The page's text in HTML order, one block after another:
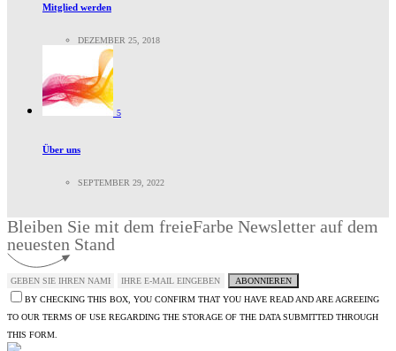
Mitglied werden
DEZEMBER 25, 2018
5
Über uns
SEPTEMBER 29, 2022
Bleiben Sie mit dem freieFarbe Newsletter auf dem
neuesten Stand
ABONNIEREN
BY CHECKING THIS BOX, YOU CONFIRM THAT YOU HAVE READ AND ARE AGREEING
TO OUR TERMS OF USE REGARDING THE STORAGE OF THE DATA SUBMITTED THROUGH
THIS FORM.